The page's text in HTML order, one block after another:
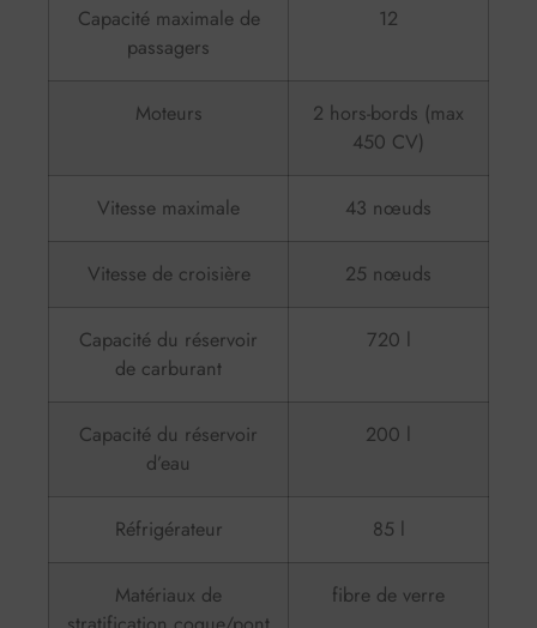
Capacité maximale de
passagers
12
Moteurs
2 hors-bords (max
450 CV)
Vitesse maximale 43 nœuds
Vitesse de croisière 25 nœuds
Capacité du réservoir
de carburant
720 l
Capacité du réservoir
d’eau
200 l
Réfrigérateur 85 l
Matériaux de
fibre de verre